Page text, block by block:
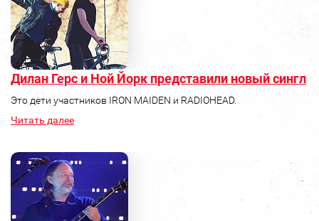
Дилан Герс и Ной Йорк представили новый сингл
Это дети участников IRON MAIDEN и RADIOHEAD.
Читать далее